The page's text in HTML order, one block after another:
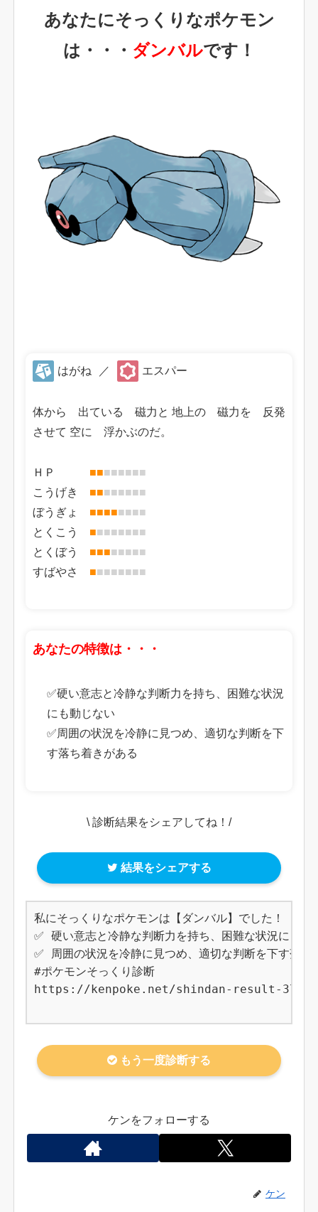
あなたにそっくりなポケモン
は・・・ ダンバルです！
はがね ／ エスパー
体から 出ている 磁力と 地上の 磁力を 反発
させて 空に 浮かぶのだ。
ＨＰ ■■■■■■■■
こうげき ■■■■■■■■
ぼうぎょ ■■■■■■■■
とくこう ■■■■■■■■
とくぼう ■■■■■■■■
すばやさ ■■■■■■■■
あなたの特徴は・・・
✅硬い意志と冷静な判断力を持ち、困難な状況
にも動じない
✅周囲の状況を冷静に見つめ、適切な判断を下
す落ち着きがある
\ 診断結果をシェアしてね！/
結果をシェアする
私にそっくりなポケモンは【ダンバル】でした！
✅ 硬い意志と冷静な判断力を持ち、困難な状況にも動
✅ 周囲の状況を冷静に見つめ、適切な判断を下す落ち
#ポケモンそっくり診断
https://kenpoke.net/shindan-result-374
もう一度診断する
ケンをフォローする
ケン